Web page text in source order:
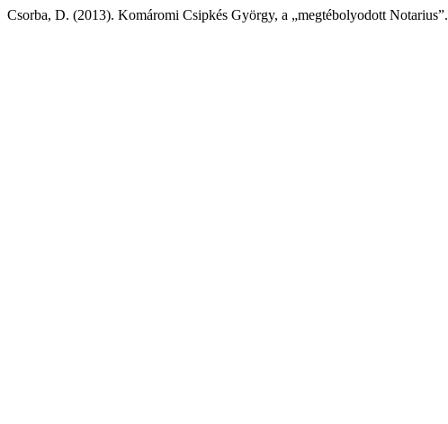
Csorba, D. (2013). Komáromi Csipkés György, a „megtébolyodott Notarius”.